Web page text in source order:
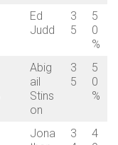
Ed
Judd
3
5
5
0
%
Abig
ail
Stins
on
3
5
5
0
%
Jona
3
4